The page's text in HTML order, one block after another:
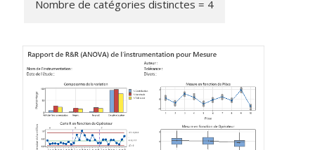
Nombre de catégories distinctes = 4